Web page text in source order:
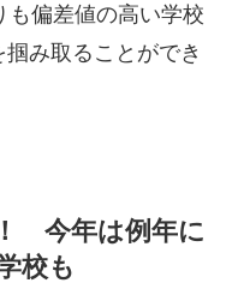
も偏差値の高い学校
み取ることができ
今年は例年に
校も